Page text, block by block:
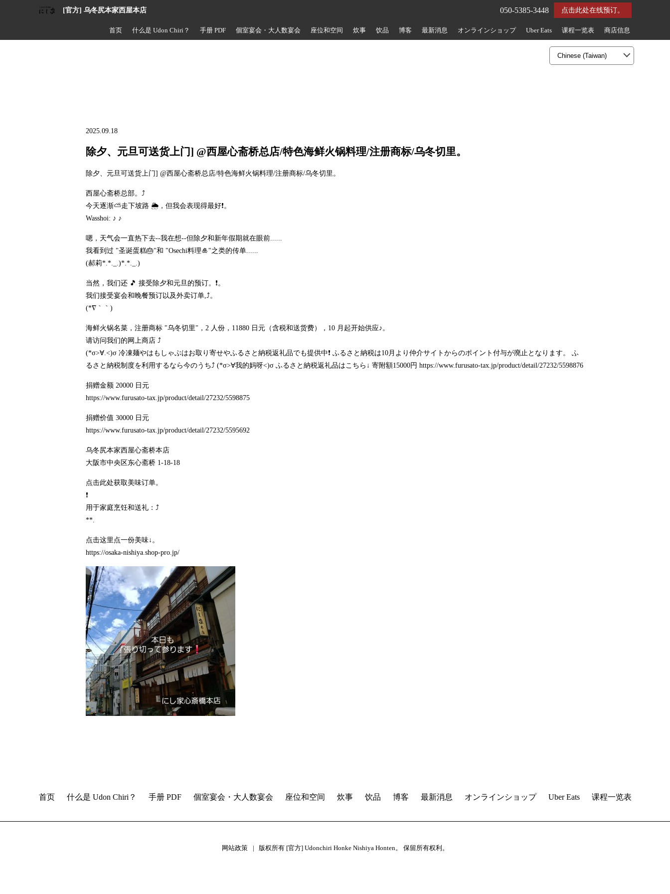
[官方] 乌冬尻本家西屋本店 点击此处在线预订。
050-5385-3448
首页 什么是 Udon Chiri？ 手册 PDF 個室宴会・大人数宴会 座位和空间 炊事 饮品 博客 最新消息 オンラインショップ Uber Eats 课程一览表 商店信息
2025.09.18
除夕、元旦可送货上门] @西屋心斋桥总店/特色海鲜火锅料理/注册商标/乌冬切里。
除夕、元旦可送货上门] @西屋心斋桥总店/特色海鲜火锅料理/注册商标/乌冬切里。
西屋心斋桥总部。⤴️
今天逐渐⛅走下坡路 🌦️，但我会表现得最好❗。
Wasshoi: ♪ ♪
嗯，天气会一直热下去--我在想--但除夕和新年假期就在眼前......
我看到过 "圣诞蛋糕🎂"和 "Osechi料理🎍"之类的传单......
(郝莉*.*._.)*.*._.)
当然，我们还 🎵 接受除夕和元旦的预订。❗️。
我们接受宴会和晚餐预订以及外卖订单,⤴️。
(*∇｀｀)
海鲜火锅名菜，注册商标 "乌冬切里"，2 人份，11880 日元（含税和送货费），10 月起开始供应♪。
请访问我们的网上商店 ⤴️
(*σ>∀.<)σ 冷凍麺やはもしゃぶはお取り寄せやふるさと納税返礼品でも提供中❗️ ふるさと納税は10月より仲介サイトからのポイント付与が廃止となります。 ふ
るさと納税制度を利用するなら今のうち⤴️ (*σ>∀我的妈呀<)σ ふるさと納税返礼品はこちら↓ 寄附額15000円 https://www.furusato-tax.jp/product/detail/27232/5598876
捐赠金额 20000 日元
https://www.furusato-tax.jp/product/detail/27232/5598875
捐赠价值 30000 日元
https://www.furusato-tax.jp/product/detail/27232/5595692
乌冬尻本家西屋心斋桥本店
大阪市中央区东心斋桥 1-18-18
点击此处获取美味订单。
❗️
用于家庭烹饪和送礼：⤴️
**.
点击这里点一份美味↓。
https://osaka-nishiya.shop-pro.jp/
首页 什么是 Udon Chiri？ 手册 PDF 個室宴会・大人数宴会 座位和空间 炊事 饮品 博客 最新消息 オンラインショップ Uber Eats 课程一览表
网站政策 版权所有 [官方] Udonchiri Honke Nishiya Honten。 保留所有权利。